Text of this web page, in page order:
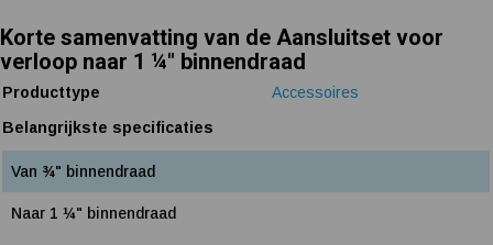
Korte samenvatting van de Aansluitset voor
verloop naar 1 ¼" binnendraad
Producttype
Accessoires
Belangrijkste specificaties
Van ¾" binnendraad
Naar 1 ¼" binnendraad